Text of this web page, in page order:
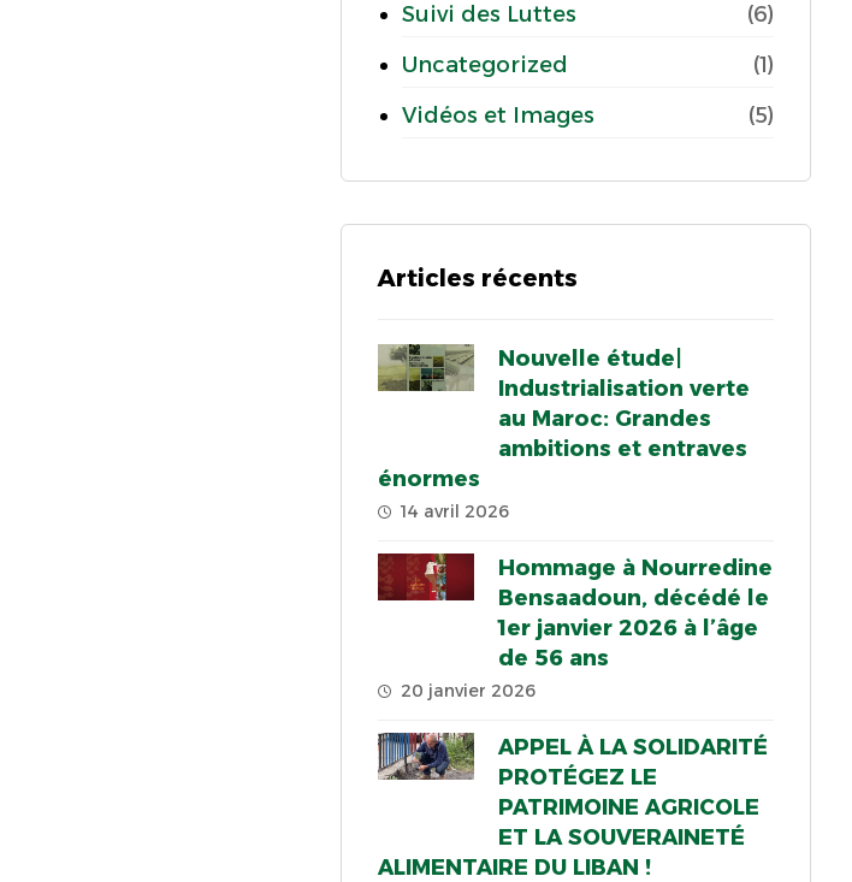
Suivi des Luttes
(6)
Uncategorized
(1)
Vidéos et Images
(5)
Articles récents
Nouvelle étude|
Industrialisation verte
au Maroc: Grandes
ambitions et entraves
énormes
14 avril 2026
Hommage à Nourredine
Bensaadoun, décédé le
1er janvier 2026 à l’âge
de 56 ans
20 janvier 2026
APPEL À LA SOLIDARITÉ
PROTÉGEZ LE
PATRIMOINE AGRICOLE
ET LA SOUVERAINETÉ
ALIMENTAIRE DU LIBAN !